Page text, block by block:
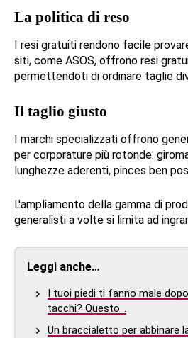
La politica di reso
I resi gratuiti rendono facile
siti, come ASOS, offrono resi
permettendoti di ordinare taglie
Il taglio giusto
I marchi specializzati offrono
per corporature più rotonde:
lunghezze aderenti, pinces ben
L'ampliamento della gamma di
generalisti a volte si limita ad
Leggi anche…
I tuoi piedi ti fanno male
tacchi? Questo…
Un braccialetto per abbinare